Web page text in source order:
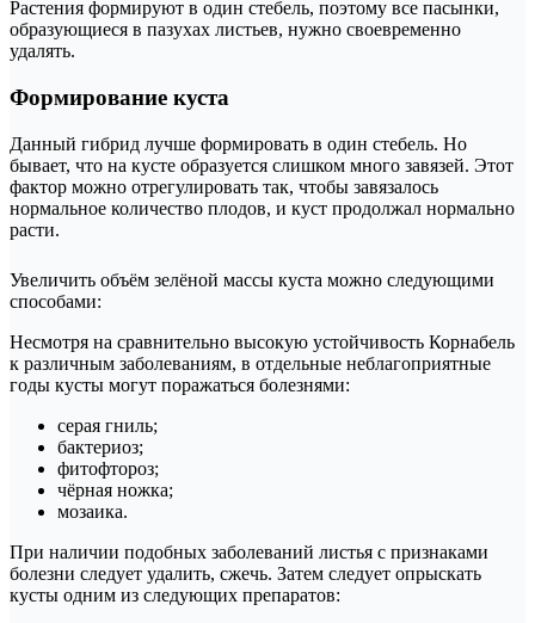
Растения формируют в один стебель, поэтому все пасынки,
образующиеся в пазухах листьев, нужно своевременно
удалять.
Формирование куста
Данный гибрид лучше формировать в один стебель. Но
бывает, что на кусте образуется слишком много завязей. Этот
фактор можно отрегулировать так, чтобы завязалось
нормальное количество плодов, и куст продолжал нормально
расти.
Увеличить объём зелёной массы куста можно следующими
способами:
Несмотря на сравнительно высокую устойчивость Корнабель
к различным заболеваниям, в отдельные неблагоприятные
годы кусты могут поражаться болезнями:
серая гниль;
бактериоз;
фитофтороз;
чёрная ножка;
мозаика.
При наличии подобных заболеваний листья с признаками
болезни следует удалить, сжечь. Затем следует опрыскать
кусты одним из следующих препаратов: